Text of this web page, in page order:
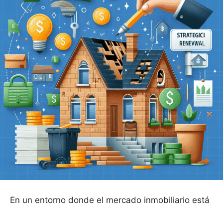
En un entorno donde el mercado inmobiliario está